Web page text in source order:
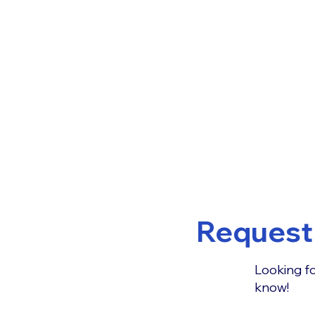
Looking
know!